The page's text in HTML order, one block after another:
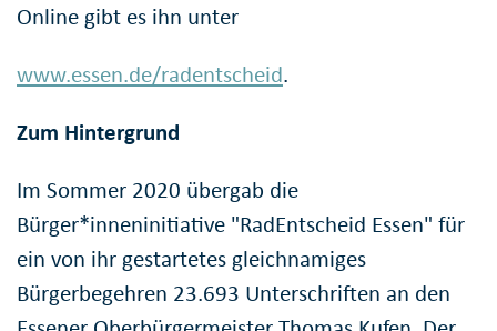
Online gibt es ihn unter
www.essen.de/radentscheid.
Zum Hintergrund
Im Sommer 2020 übergab die
Bürger*inneninitiative "RadEntscheid Essen" für
ein von ihr gestartetes gleichnamiges
Bürgerbegehren 23.693 Unterschriften an den